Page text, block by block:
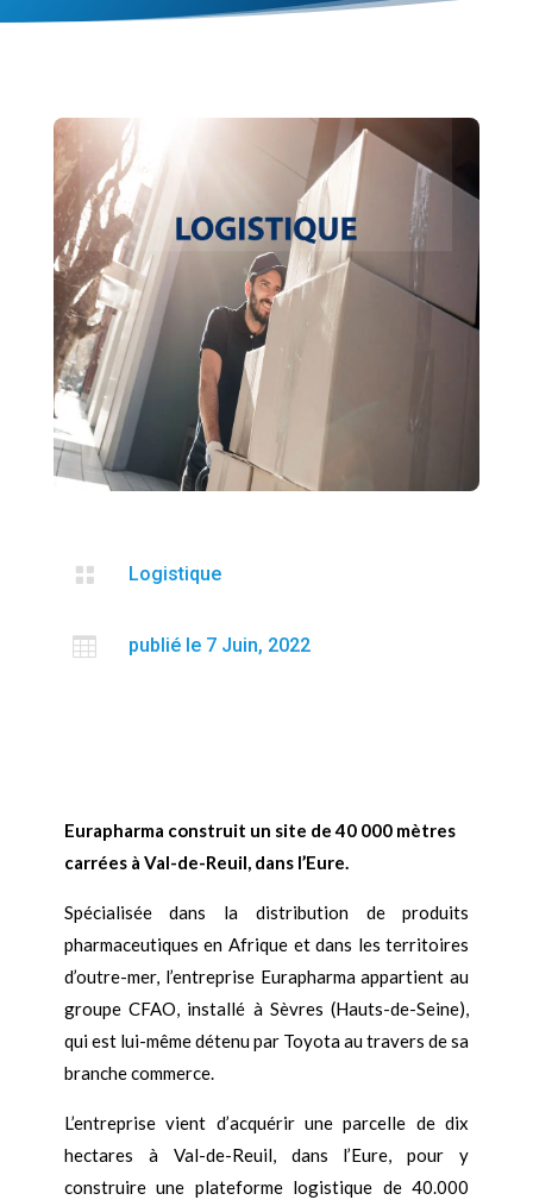
 Logistique
 publié le 7 Juin, 2022
Eurapharma construit un site de 40 000 mètres
carrées à Val-de-Reuil, dans l’Eure.
Spécialisée dans la distribution de produits
pharmaceutiques en Afrique et dans les territoires
d’outre-mer, l’entreprise Eurapharma appartient au
groupe CFAO, installé à Sèvres (Hauts-de-Seine),
qui est lui-même détenu par Toyota au travers de sa
branche commerce.
L’entreprise vient d’acquérir une parcelle de dix
hectares à Val-de-Reuil, dans l’Eure, pour y
construire une plateforme logistique de 40.000